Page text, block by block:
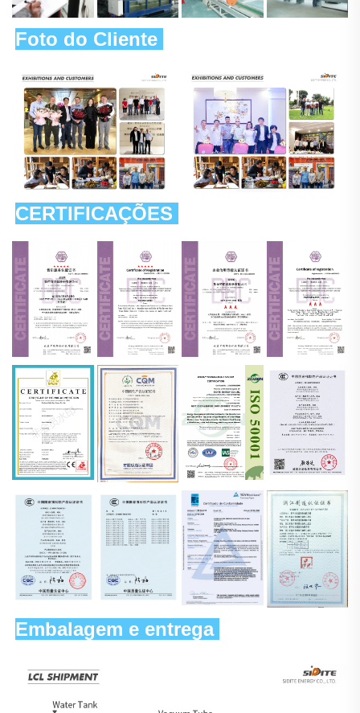
Foto do Cliente
CERTIFICAÇÕES
Embalagem e entrega